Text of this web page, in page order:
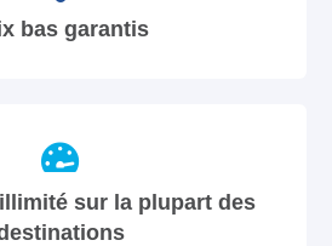
bas garantis
sur la plupart des